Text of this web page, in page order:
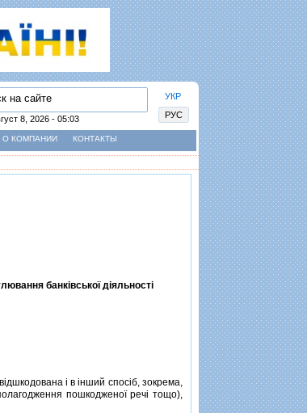
УКР
РУС
8, 2026 - 05:03
О КОМПАНИИ КОНТАКТЫ
банкiвської дiяльностi
i в iнший спосiб, зокрема,
пошкодженої речi тощо),